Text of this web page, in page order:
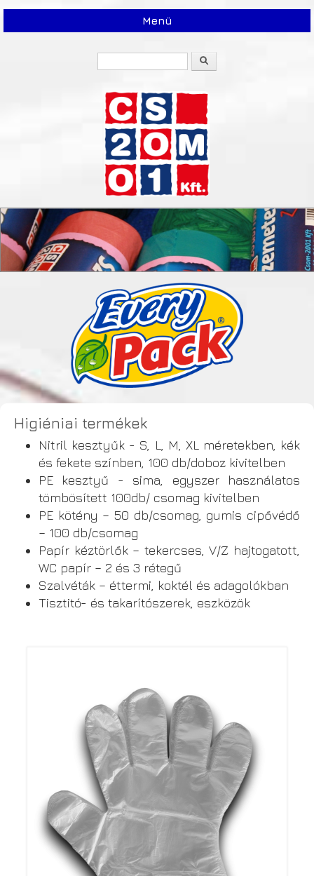
Menü
Keresés űrlap
Higiéniai termékek
Nitril kesztyűk - S, L, M, XL méretekben, kék
és fekete színben, 100 db/doboz kivitelben
PE kesztyű - sima, egyszer használatos
tömbösített 100db/ csomag kivitelben
PE kötény – 50 db/csomag, gumis cipővédő
– 100 db/csomag
Papír kéztörlők – tekercses, V/Z hajtogatott,
WC papír – 2 és 3 rétegű
Szalvéták – éttermi, koktél és adagolókban
Tisztitó- és takarítószerek, eszközök